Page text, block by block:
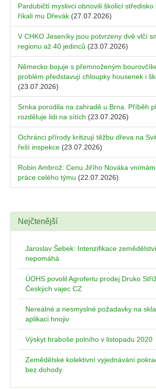
Pardubičtí myslivci obnovili školicí středisko
říkali mu Dřevák (27.07.2026)
V CHKO Jeseníky jsou potvrzeny dvě vlčí
regionu až 40 jedinců (23.07.2026)
Německo bojuje s přemnoženým
problém představují chloupky housenek i
(23.07.2026)
Srnka porodila na zahradě u Brna. Příběh
rozděluje lidi na sítích (23.07.2026)
Ochránci přírody kritizují těžbu dřeva na
řeší inspekce (23.07.2026)
Robin Ambrož: Cenu Jiřího Nováka
práce celého týmu (22.07.2026)
Nejčtenější
Jaroslav Šebek: Intenzifikace
nepomáhá
ÚOHS povolil Agrofertu prodej Druko
Českých vajec CZ
Nereálné a nesmyslné požadavky na
aplikaci hnojiv
Výskyt hraboše polního v listopadu 2020
Zemědělské kolektivní vyjednávání
bez dohody